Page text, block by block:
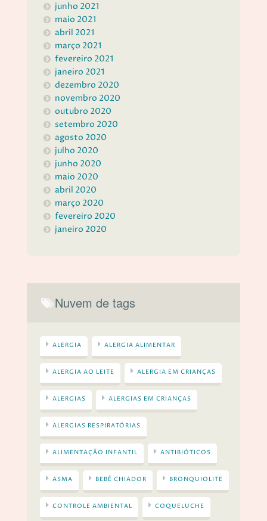
junho 2021
maio 2021
abril 2021
março 2021
fevereiro 2021
janeiro 2021
dezembro 2020
novembro 2020
outubro 2020
setembro 2020
agosto 2020
julho 2020
junho 2020
maio 2020
abril 2020
março 2020
fevereiro 2020
janeiro 2020
Nuvem de tags
ALERGIA ALERGIA ALIMENTAR
ALERGIA AO LEITE ALERGIA EM CRIANÇAS
ALERGIAS ALERGIAS EM CRIANÇAS
ALERGIAS RESPIRATÓRIAS
ALIMENTAÇÃO INFANTIL ANTIBIÓTICOS
ASMA BEBÊ CHIADOR BRONQUIOLITE
CONTROLE AMBIENTAL COQUELUCHE